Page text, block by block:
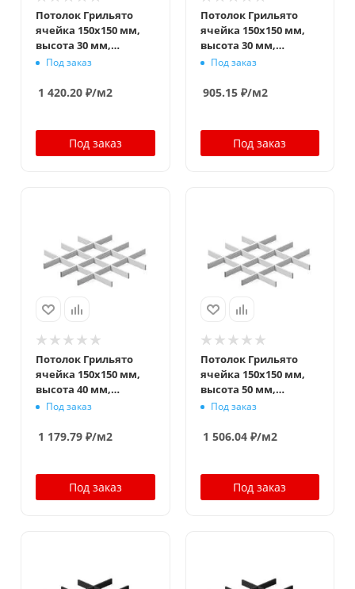
Потолок Грильято
ячейка 150x150 мм,
высота 30 мм,
ширина 5 мм, белый
Под заказ
1 420.20 ₽/м2
Под заказ
Потолок Грильято
ячейка 150x150 мм,
высота 30 мм,
ширина 10 мм, белый
Под заказ
905.15₽/м2
Под заказ
Потолок Грильято
ячейка 150x150 мм,
высота 40 мм,
ширина 10 мм, белый
Под заказ
1 179.79 ₽/м2
Под заказ
Потолок Грильято
ячейка 150x150 мм,
высота 50 мм,
ширина 10 мм, белый
Под заказ
1 506.04₽/м2
Под заказ